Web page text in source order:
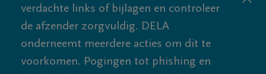
verdachte links of bijlagen en controleer
de afzender zorgvuldig. DELA
onderneemt meerdere acties om dit te
voorkomen. Pogingen tot phishing en